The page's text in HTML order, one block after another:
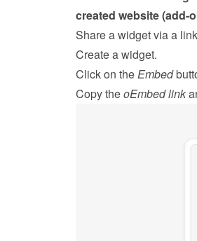
created website (add-
Share a widget via a link
Create a widget.
Click on the Embed
Copy the oEmbed link